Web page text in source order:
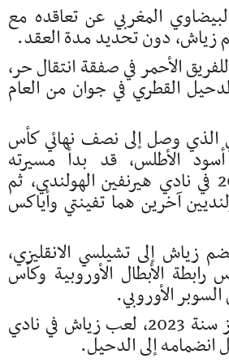
المغربي عن تعاقده مع
زياش، دون تحديد مدة العقد.
الأحمر في صفقة انتقال حر،
القطري في جوان من العام
الذي وصل إلى نصف نهائي كأس
2022 مع أسود الأطلس، قد بدأ مسيرته
الاحترافية سنة 2012 في نادي هيرنفين الهولندي، ثم
آخرين هما تفينتي وأياكس
2020، انضم زياش إلى تشيلسي الانقليزي،
الأبطال الأوروبية وكأس
الأوروبي.
وبعد مغادرته البلوز سنة 2023، لعب زياش في نادي
انضمامه إلى الدحيل.